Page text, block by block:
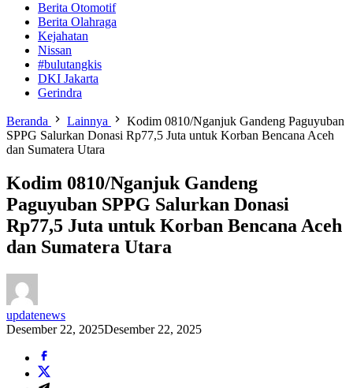
Berita Otomotif
Berita Olahraga
Kejahatan
Nissan
#bulutangkis
DKI Jakarta
Gerindra
Beranda Lainnya
Kodim 0810/Nganjuk Gandeng Paguyuban
SPPG Salurkan Donasi Rp77,5 Juta untuk Korban Bencana Aceh
dan Sumatera Utara
Kodim 0810/Nganjuk Gandeng
Paguyuban SPPG Salurkan Donasi
Rp77,5 Juta untuk Korban Bencana Aceh
dan Sumatera Utara
updatenews
Desember 22, 2025Desember 22, 2025